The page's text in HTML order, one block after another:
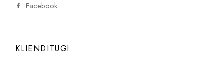
Facebook
KLIENDITUGI